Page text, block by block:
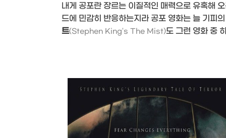
내게 공포란 장르는 이질적인 매력으로 유혹해
드에 민감히 반응하는지라 공포 영화는 늘 기피
트(Stephen King's The Mist)도 그런 영화 중